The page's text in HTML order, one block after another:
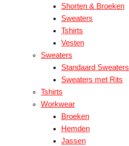
Shorten & Broeken
Sweaters
Tshirts
Vesten
Sweaters
Standaard Sweaters
Sweaters met Rits
Tshirts
Workwear
Broeken
Hemden
Jassen